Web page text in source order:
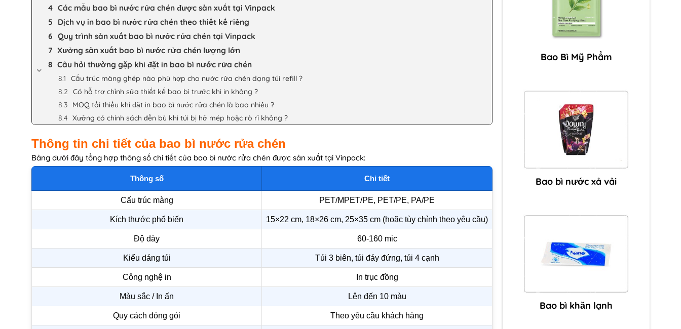
Các mẫu bao bì nước rửa chén được sản xuất tại Vinpack
Dịch vụ in bao bì nước rửa chén theo thiết kế riêng
Quy trình sản xuất bao bì nước rửa chén tại Vinpack
Xưởng sản xuất bao bì nước rửa chén lượng lớn
Câu hỏi thường gặp khi đặt in bao bì nước rửa chén
Cấu trúc màng ghép nào phù hợp cho nước rửa chén dạng túi refill ?
Có hỗ trợ chỉnh sửa thiết kế bao bì trước khi in không ?
MOQ tối thiểu khi đặt in bao bì nước rửa chén là bao nhiêu ?
Xưởng có chính sách đền bù khi túi bị hở mép hoặc rò rỉ không ?
Thông tin chi tiết của bao bì nước rửa chén
Bảng dưới đây tổng hợp thông số chi tiết của bao bì nước rửa chén được sản xuất tại Vinpack:
Thông số Chi tiết
Cấu trúc màng PET/MPET/PE, PET/PE, PA/PE
Kích thước phổ biến 15×22 cm, 18×26 cm, 25×35 cm (hoặc tùy chỉnh theo yêu cầu)
Độ dày 60-160 mic
Kiểu dáng túi Túi 3 biên, túi đáy đứng, túi 4 cạnh
Công nghệ in In trục đồng
Màu sắc / In ấn Lên đến 10 màu
Quy cách đóng gói Theo yêu cầu khách hàng
Bao Bì Mỹ Phẩm
Bao bì nước xả vải
Bao bì khăn lạnh